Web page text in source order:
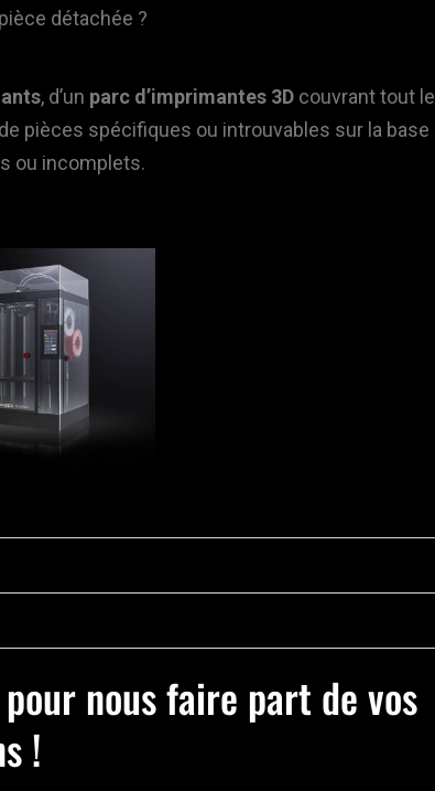
détachée ?
, d’un parc d’imprimantes 3D couvrant tout le
pièces spécifiques ou introuvables sur la base
ou incomplets.
nous faire part de vos
!